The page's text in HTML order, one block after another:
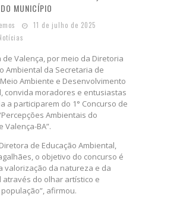
MUNICÍPIO
11 de julho de 2025
de Valença, por meio da Diretoria
Ambiental da Secretaria de
Ambiente e Desenvolvimento
convida moradores e entusiastas
a participarem do 1° Concurso de
Ambientais do
Valença-BA”.
de Educação Ambiental,
o objetivo do concurso é
valorização da natureza e da
através do olhar artístico e
afirmou.